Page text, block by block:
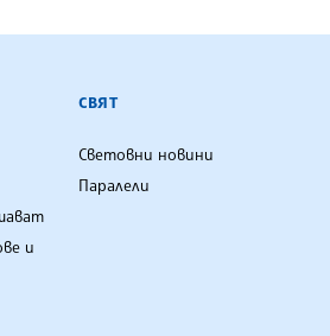
АГЕНЦИЯ
и
СВЯТ
Световни новини
Паралели